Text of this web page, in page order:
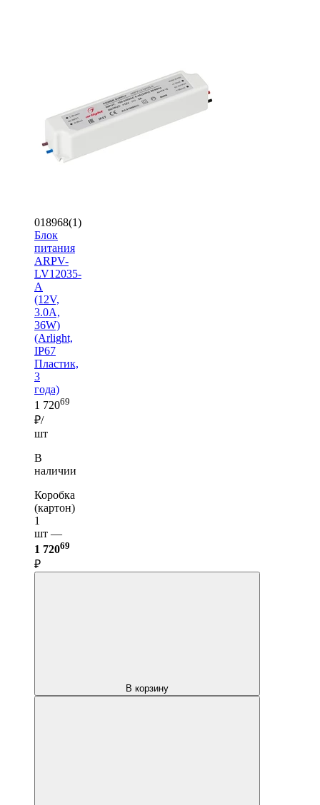
018968(1)
Блок
питания
ARPV-
LV12035-
A
(12V,
3.0A,
36W)
(Arlight,
IP67
Пластик,
3
года)
1 72069
₽/
шт
В
наличии
Коробка
(картон)
1
шт —
1 72069
₽
В корзину